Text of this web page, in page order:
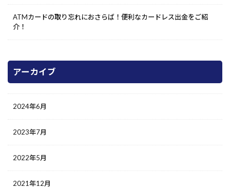
ATMカードの取り忘れにおさらば！便利なカードレス出金をご紹
介！
アーカイブ
2024年6月
2023年7月
2022年5月
2021年12月